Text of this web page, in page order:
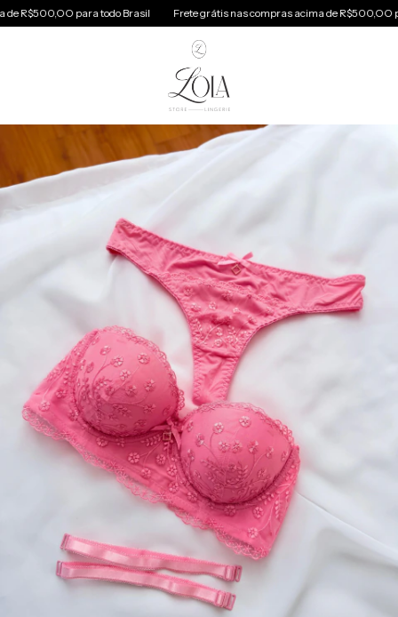
para todo Brasil Frete grátis nas compras acima de R$500,OO